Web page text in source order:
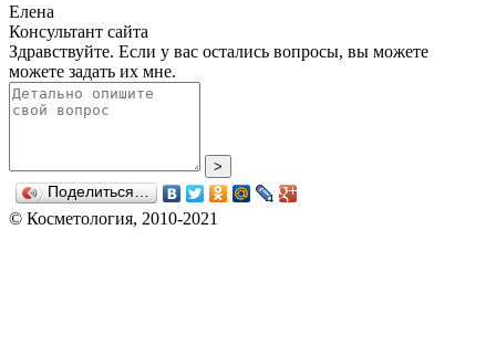
Елена
Консультант сайта
Здравствуйте. Если у вас остались вопросы, вы можете
можете задать их мне.
>
Поделиться…
© Косметология, 2010-2021